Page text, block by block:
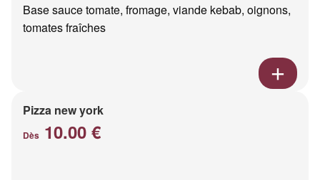
Base sauce tomate, fromage, viande kebab, oignons,
tomates fraîches
Pizza new york
Dès 10.00 €